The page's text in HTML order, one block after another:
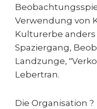
Verwendung von
Kulturerbe
Spaziergang,
Landzunge,
Lebertran.
Die Organisation ?